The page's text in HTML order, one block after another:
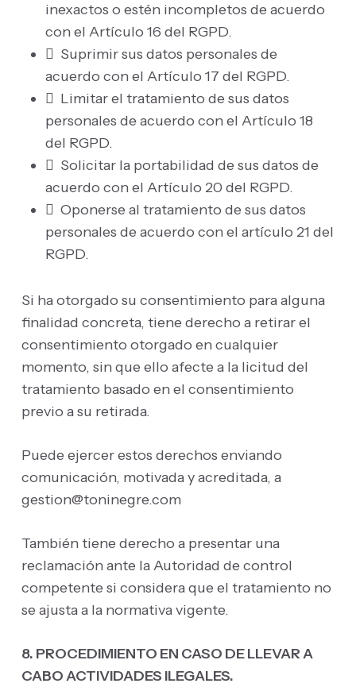
inexactos o estén incompletos de acuerdo
con el Artículo 16 del RGPD.
 Suprimir sus datos personales de
acuerdo con el Artículo 17 del RGPD.
 Limitar el tratamiento de sus datos
personales de acuerdo con el Artículo 18
del RGPD.
 Solicitar la portabilidad de sus datos de
acuerdo con el Artículo 20 del RGPD.
 Oponerse al tratamiento de sus datos
personales de acuerdo con el artículo 21 del
RGPD.
Si ha otorgado su consentimiento para alguna
finalidad concreta, tiene derecho a retirar el
consentimiento otorgado en cualquier
momento, sin que ello afecte a la licitud del
tratamiento basado en el consentimiento
previo a su retirada.
Puede ejercer estos derechos enviando
comunicación, motivada y acreditada, a
gestion@toninegre.com
También tiene derecho a presentar una
reclamación ante la Autoridad de control
competente si considera que el tratamiento no
se ajusta a la normativa vigente.
8. PROCEDIMIENTO EN CASO DE LLEVAR A
CABO ACTIVIDADES ILEGALES.